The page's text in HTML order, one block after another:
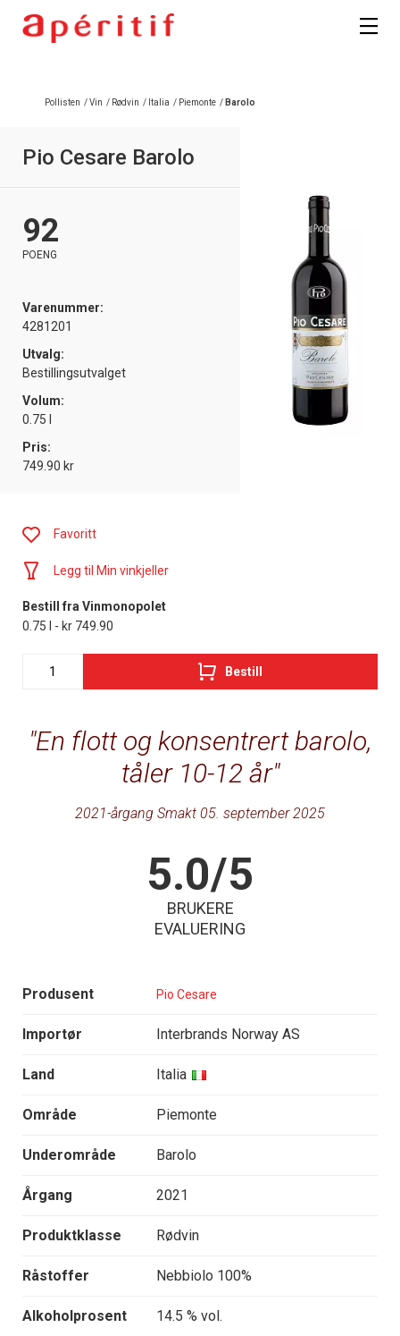
Pollisten /Vin / Rødvin / Italia / Piemonte / Barolo
Pio Cesare Barolo
92
POENG
Varenummer:
4281201
Utvalg:
Bestillingsutvalget
Volum:
0.75 l
Pris:
749.90 kr
En flott og konsentrert barolo,
tåler 10-12 år
2021-årgang Smakt 05. september 2025
5.0/5
BRUKERE
EVALUERING
Produsent Pio Cesare
Importør Interbrands Norway AS
Land Italia
Område Piemonte
Underområde Barolo
Årgang 2021
Produktklasse Rødvin
Råstoffer Nebbiolo 100%
Alkoholprosent 14.5 % vol.
Favoritt
Legg til Min vinkjeller
Bestill fra Vinmonopolet
0.75 l - kr 749.90
Bestill